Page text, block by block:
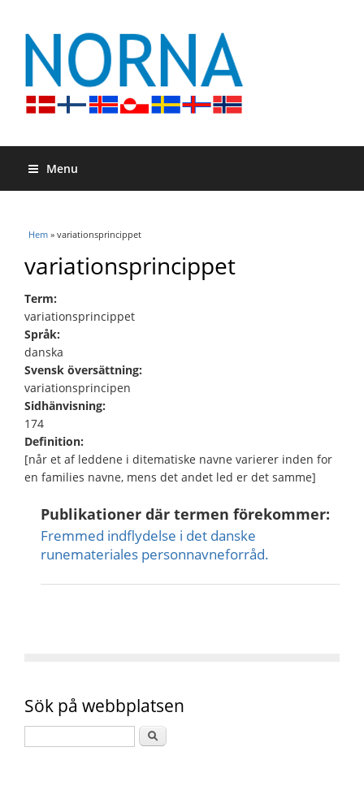
Menu
Du är här
Hem » variationsprincippet
variationsprincippet
Term:
variationsprincippet
Språk:
danska
Svensk översättning:
variationsprincipen
Sidhänvisning:
174
Definition:
[når et af leddene i ditematiske navne varierer inden for
en families navne, mens det andet led er det samme]
Publikationer där termen förekommer:
Fremmed indflydelse i det danske
runemateriales personnavneforråd.
Sök på webbplatsen